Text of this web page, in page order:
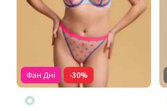
Фан Дні -30%